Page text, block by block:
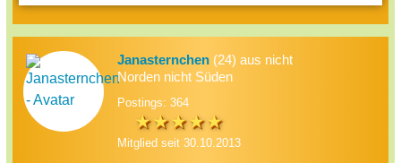
Janasternchen (24) aus nicht
Norden nicht Süden
Postings: 364
Mitglied seit 30.10.2013